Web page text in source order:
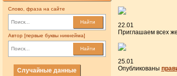
Слово, фраза на сайте
Найти
Автор [первые буквы никнейма]
Найти
Случайные данные
22.01
Приглашаем всех
25.01
Опубликованы